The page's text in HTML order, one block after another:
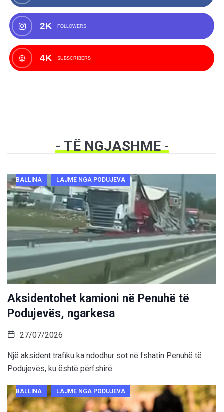
2K FOLLOWERS
4K SUBSCRIBERS
- TË NGJASHME-
BALLINA LAJME NGA PODUJEVA
Aksidentohet kamioni në Penuhë të
Podujevës, ngarkesa
27/07/2026
Një aksident trafiku ka ndodhur sot në fshatin Penuhë të
Podujevës, ku është përfshirë
BALLINA LAJME NGA PODUJEVA